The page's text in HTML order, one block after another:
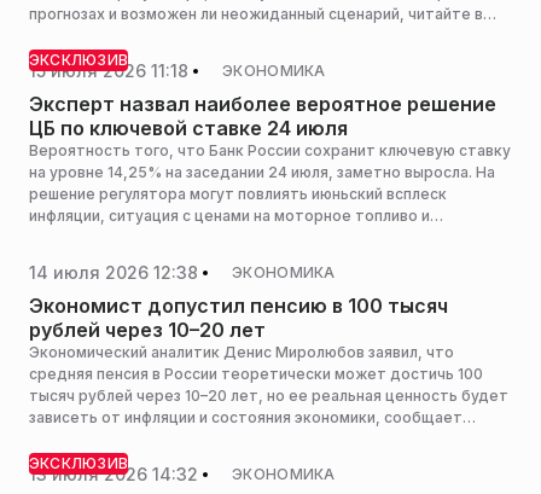
прогнозах и возможен ли неожиданный сценарий, читайте в
ЭКСКЛЮЗИВ
15 июля 2026 11:18 ЭКОНОМИКА
Эксперт назвал наиболее вероятное решение
ЦБ по ключевой ставке 24 июля
Вероятность того, что Банк России сохранит ключевую ставку
на уровне 14,25% на заседании 24 июля, заметно выросла. На
решение регулятора могут повлиять июньский всплеск
инфляции, ситуация с ценами на моторное топливо и
Корнев.
14 июля 2026 12:38 ЭКОНОМИКА
Экономист допустил пенсию в 100 тысяч
рублей через 10–20 лет
Экономический аналитик Денис Миролюбов заявил, что
средняя пенсия в России теоретически может достичь 100
тысяч рублей через 10–20 лет, но ее реальная ценность будет
зависеть от инфляции и состояния экономики, сообщает
ЭКСКЛЮЗИВ
13 июля 2026 14:32 ЭКОНОМИКА